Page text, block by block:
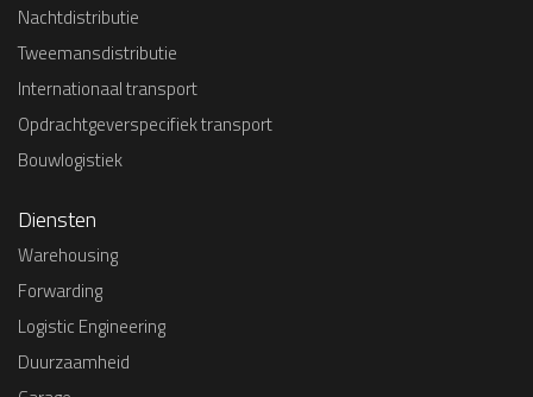
Nachtdistributie
Tweemansdistributie
Internationaal transport
Opdrachtgeverspecifiek transport
Bouwlogistiek
Diensten
Warehousing
Forwarding
Logistic Engineering
Duurzaamheid